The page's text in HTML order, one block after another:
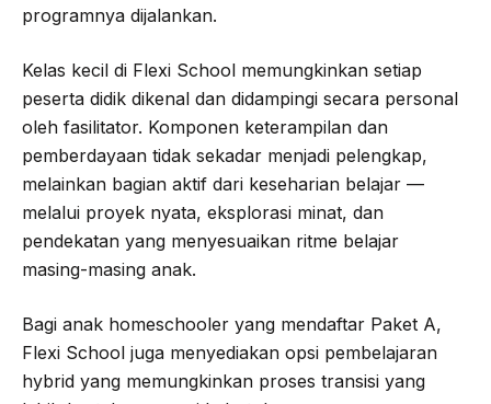
programnya dijalankan.
Kelas kecil di Flexi School memungkinkan setiap
peserta didik dikenal dan didampingi secara personal
oleh fasilitator. Komponen keterampilan dan
pemberdayaan tidak sekadar menjadi pelengkap,
melainkan bagian aktif dari keseharian belajar —
melalui proyek nyata, eksplorasi minat, dan
pendekatan yang menyesuaikan ritme belajar
masing-masing anak.
Bagi anak homeschooler yang mendaftar Paket A,
Flexi School juga menyediakan opsi pembelajaran
hybrid yang memungkinkan proses transisi yang